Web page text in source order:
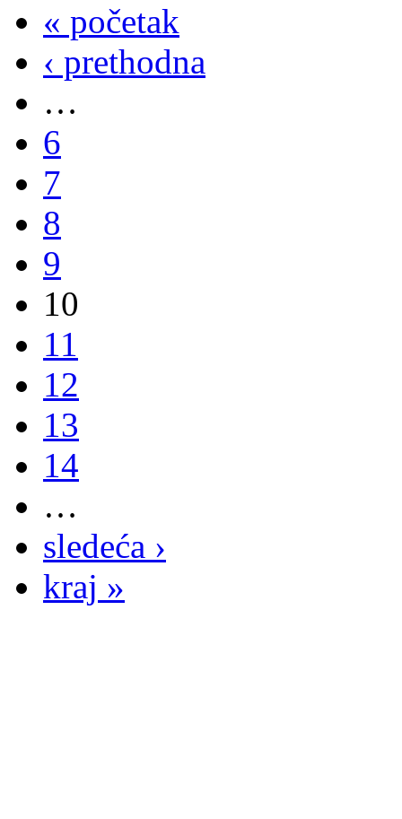
« početak
‹ prethodna
…
6
7
8
9
10
11
12
13
14
…
sledeća ›
kraj »